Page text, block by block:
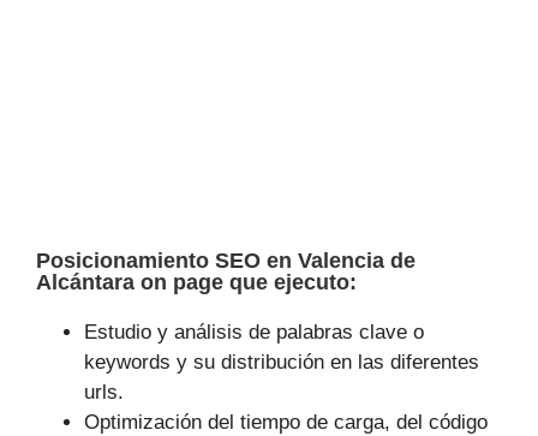
Posicionamiento SEO en Valencia de
Alcántara on page que ejecuto:
Estudio y análisis de palabras clave o
keywords y su distribución en las diferentes
urls.
Optimización del tiempo de carga, del código